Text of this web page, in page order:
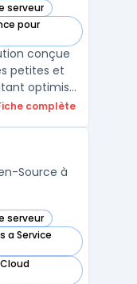
serveur
catégorie
pour
catégorie
conçue
petites et
optimiser
des
complète
Source à
serveur
a Service